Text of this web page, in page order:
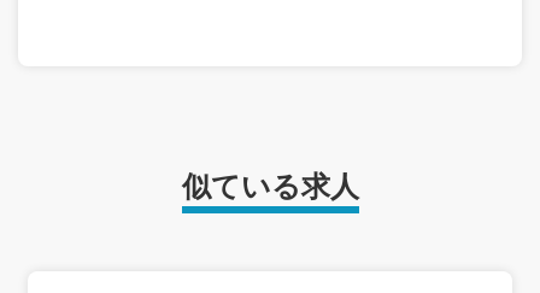
似ている求人